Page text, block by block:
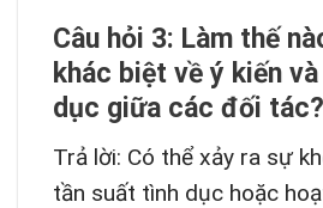
Câu hỏi 3: Làm thế
khác biệt về ý kiến
dục giữa các đối tác?
Trả lời: Có thể xảy ra sự
tần suất tình dục hoặc